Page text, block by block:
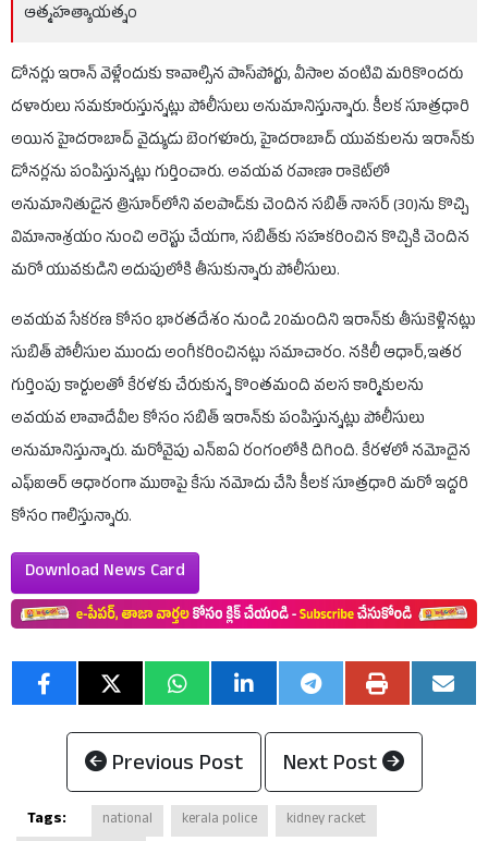
ఆత్మహత్యాయత్నం
డోనర్లు ఇరాన్‌ వెళ్లేందుకు కావాల్సిన పాస్‌పోర్టు, వీసాల వంటివి మరికొందరు
దళారులు సమకూరుస్తున్నట్లు పోలీసులు అనుమానిస్తున్నారు. కీలక సూత్రధారి
అయిన హైదరాబాద్ వైద్యుడు బెంగళూరు, హైదరాబాద్‌ యువకులను ఇరాన్‌కు
డోనర్లను పంపిస్తున్నట్లు గుర్తించారు. అవయవ రవాణా రాకెట్‌లో
అనుమానితుడైన త్రిసూర్‌లోని వలపాడ్‌కు చెందిన సబిత్ నాసర్ (30)ను కొచ్చి
విమానాశ్రయం నుంచి అరెస్టు చేయగా, సబిత్‌కు సహకరించిన కొచ్చికి చెందిన
మరో యువకుడిని అదుపులోకి తీసుకున్నారు పోలీసులు.
అవయవ సేకరణ కోసం భారతదేశం నుండి 20మందిని ఇరాన్‌కు తీసుకెళ్లినట్లు
సుబిత్ పోలీసుల ముందు అంగీకరించినట్లు సమాచారం. నకిలీ ఆధార్,ఇతర
గుర్తింపు కార్డులతో కేరళకు చేరుకున్న కొంతమంది వలస కార్మికులను
అవయవ లావాదేవీల కోసం సబిత్ ఇరాన్‌కు పంపిస్తున్నట్లు పోలీసులు
అనుమానిస్తున్నారు. మరోవైపు ఎన్‌ఐఏ రంగంలోకి దిగింది. కేరళలో నమోదైన
ఎఫ్ఐఆర్ ఆధారంగా ముఠాపై కేసు నమోదు చేసి కీలక సూత్రధారి మరో ఇద్దరి
కోసం గాలిస్తున్నారు.
Download News Card
Previous Post Next Post
Tags: national kerala police
kidney racket